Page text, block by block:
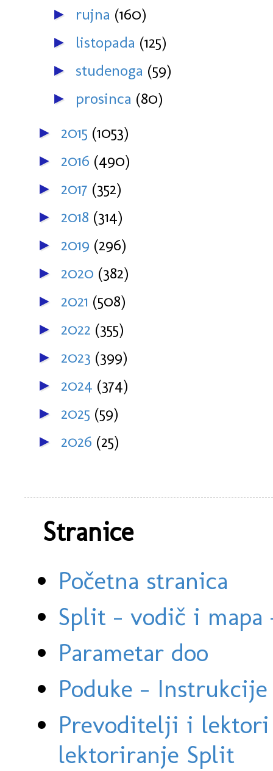
► rujna (160)
► listopada (125)
► studenoga (59)
► prosinca (80)
► 2015 (1053)
► 2016 (490)
► 2017 (352)
► 2018 (314)
► 2019 (296)
► 2020 (382)
► 2021 (508)
► 2022 (355)
► 2023 (399)
► 2024 (374)
► 2025 (59)
► 2026 (25)
Stranice
Početna stranica
Split - vodič i
Parametar doo
Poduke -
Prevoditelji i
lektoriranje Split